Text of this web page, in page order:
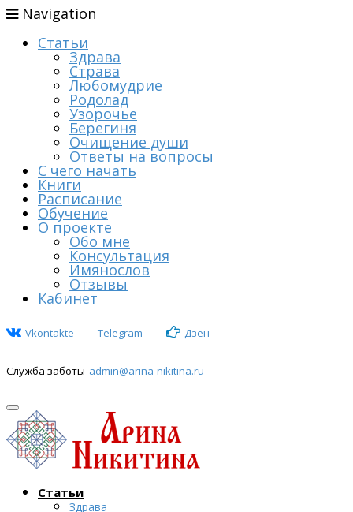
Navigation
Статьи
Здрава
Страва
Любомудрие
Родолад
Узорочье
Берегиня
Очищение души
Ответы на вопросы
С чего начать
Книги
Расписание
Обучение
О проекте
Обо мне
Консультация
Имянослов
Отзывы
Кабинет
Vkontakte Telegram Дзен
Служба заботы admin@arina-nikitina.ru
Статьи
Здрава